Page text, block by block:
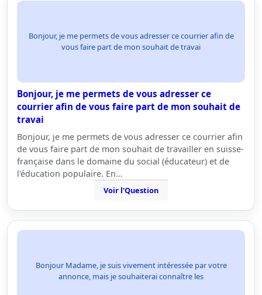
Bonjour, je me permets de vous adresser ce courrier afin de
vous faire part de mon souhait de travai
Bonjour, je me permets de vous adresser ce
courrier afin de vous faire part de mon souhait de
travai
Bonjour, je me permets de vous adresser ce courrier afin
de vous faire part de mon souhait de travailler en suisse-
française dans le domaine du social (éducateur) et de
l'éducation populaire. En…
Voir l'Question
Bonjour Madame, je suis vivement intéressée par votre
annonce, mais je souhaiterai connaître les